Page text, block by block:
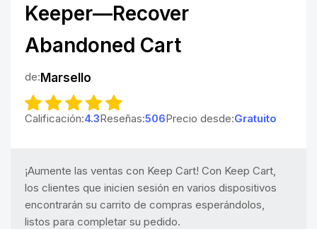
Keeper—Recover
Abandoned Cart
de:Marsello
Calificación:4.3Reseñas:506Precio desde:Gratuito
¡Aumente las ventas con Keep Cart! Con Keep Cart,
los clientes que inicien sesión en varios dispositivos
encontrarán su carrito de compras esperándolos,
listos para completar su pedido.